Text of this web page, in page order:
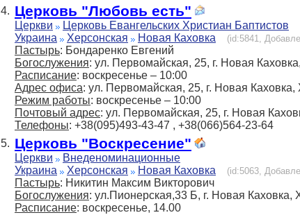
4. Церковь "Любовь есть"
Церкви
Церковь Евангельских Христиан Баптистов
Украина
Херсонская Новая Каховка (id:5841,
Пастырь: Бондаренко Евгений
Богослужения: ул. Первомайская, 25, г. Новая
Расписание: воскресенье – 10:00
Адрес офиса: ул. Первомайская, 25, г. Новая Каховка,
Режим работы: воскресенье – 10:00
Почтовый адрес: ул. Первомайская, 25, г. Новая
Телефоны: +38(095)493-43-47 , +38(066)564-23-64
5. Церковь "Воскресение"
Церкви
Внеденоминационные
Украина
Херсонская Новая Каховка (id:5063,
Пастырь: Никитин Максим Викторович
Богослужения: ул.Пионерская,33 Б, г. Новая Каховка,
Расписание: воскресенье, 14.00